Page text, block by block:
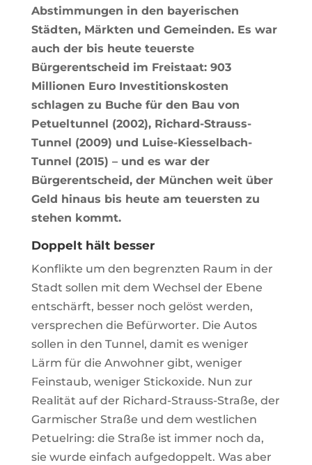
Abstimmungen in den bayerischen
Städten, Märkten und Gemeinden. Es war
auch der bis heute teuerste
Bürgerentscheid im Freistaat: 903
Millionen Euro Investitionskosten
schlagen zu Buche für den Bau von
Petueltunnel (2002), Richard-Strauss-
Tunnel (2009) und Luise-Kiesselbach-
Tunnel (2015) – und es war der
Bürgerentscheid, der München weit über
Geld hinaus bis heute am teuersten zu
stehen kommt.
Doppelt hält besser
Konflikte um den begrenzten Raum in der
Stadt sollen mit dem Wechsel der Ebene
entschärft, besser noch gelöst werden,
versprechen die Befürworter. Die Autos
sollen in den Tunnel, damit es weniger
Lärm für die Anwohner gibt, weniger
Feinstaub, weniger Stickoxide. Nun zur
Realität auf der Richard-Strauss-Straße, der
Garmischer Straße und dem westlichen
Petuelring: die Straße ist immer noch da,
sie wurde einfach aufgedoppelt. Was aber